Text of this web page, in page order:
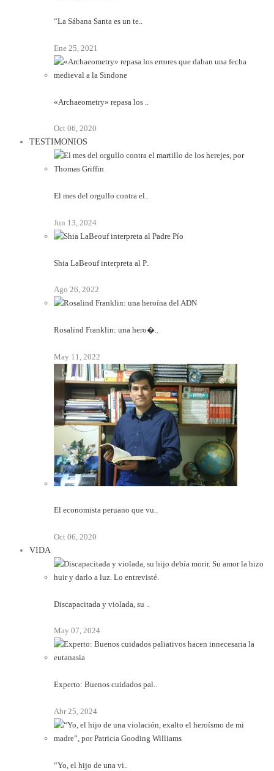
“La Sábana Santa es un te..
Ene 25, 2021
«Archaeometry» repasa los ..
Oct 06, 2020
TESTIMONIOS
El mes del orgullo contra el..
Jun 13, 2024
Shia LaBeouf interpreta al P..
Ago 26, 2022
Rosalind Franklin: una hero�..
May 11, 2022
El economista peruano que vu..
Oct 06, 2020
VIDA
Discapacitada y violada, su ..
May 07, 2024
Experto: Buenos cuidados pal..
Abr 25, 2024
“Yo, el hijo de una vi..